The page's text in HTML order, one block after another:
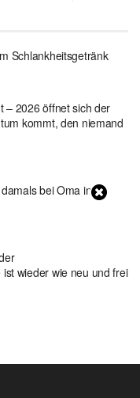
Schlankheitsgetränk
– 2026 öffnet sich der
kommt, den niemand
bei Oma in 1
wieder wie neu und frei